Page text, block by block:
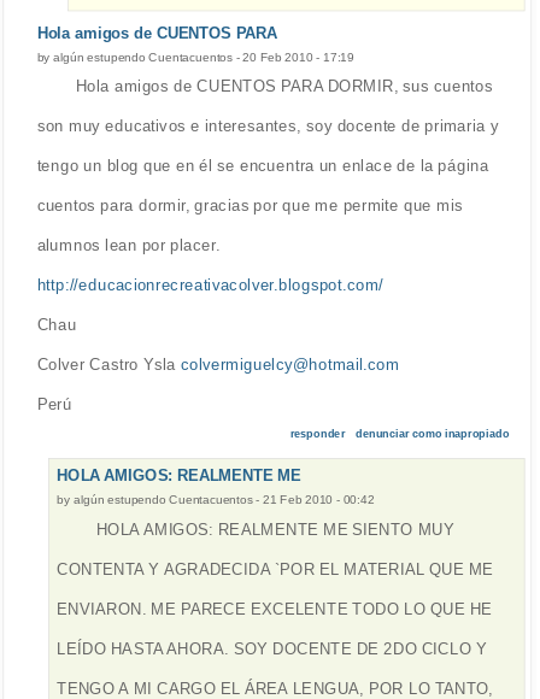
Hola amigos de CUENTOS PARA
byalgún estupendo Cuentacuentos -20 Feb 2010 - 17:19
Hola amigos de CUENTOS PARA DORMIR, sus cuentos
son muy educativos e interesantes, soy docente de primaria y
tengo un blog que en él se encuentra un enlace de la página
cuentos para dormir, gracias por que me permite que mis
alumnos lean por placer.
http://educacionrecreativacolver.blogspot.com/
Chau
Colver Castro Ysla colvermiguelcy@hotmail.com
Perú
responder denunciar como inapropiado
HOLA AMIGOS: REALMENTE ME
by algún estupendo Cuentacuentos-21 Feb 2010 - 00:42
HOLA AMIGOS: REALMENTE ME SIENTO MUY
CONTENTA Y AGRADECIDA `POR EL MATERIAL QUE ME
ENVIARON. ME PARECE EXCELENTE TODO LO QUE HE
LEÍDO HASTA AHORA. SOY DOCENTE DE 2DO CICLO Y
TENGO A MI CARGO EL ÁREA LENGUA, POR LO TANTO,